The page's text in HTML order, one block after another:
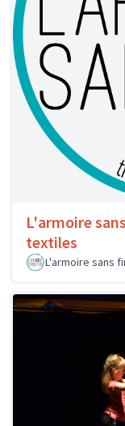
L'armoire
textiles
L'armoire sans